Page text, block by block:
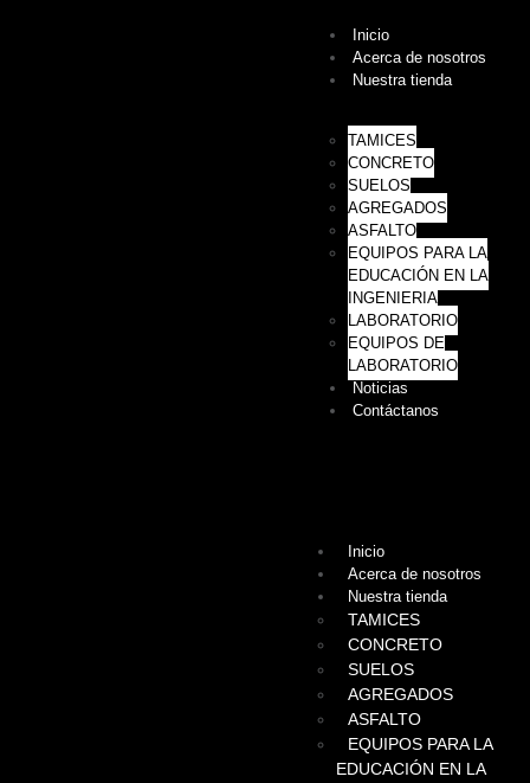
Inicio
Acerca de nosotros
Nuestra tienda
TAMICES
CONCRETO
SUELOS
AGREGADOS
ASFALTO
EQUIPOS PARA LA
EDUCACIÓN EN LA
INGENIERIA
LABORATORIO
EQUIPOS DE
LABORATORIO
Noticias
Contáctanos
Inicio
Acerca de nosotros
Nuestra tienda
TAMICES
CONCRETO
SUELOS
AGREGADOS
ASFALTO
EQUIPOS PARA LA
EDUCACIÓN EN LA